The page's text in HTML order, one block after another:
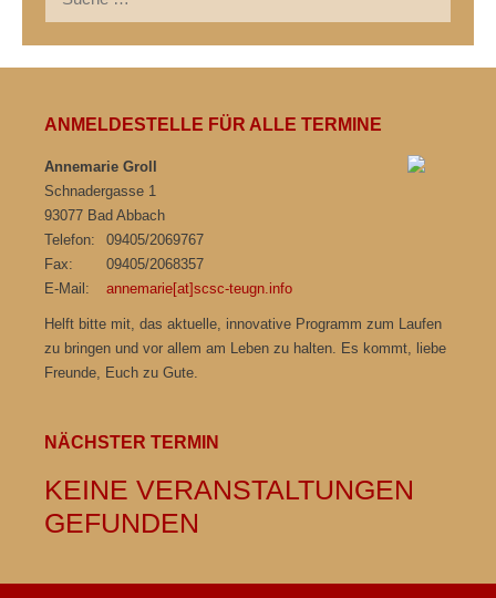
nach:
ANMELDESTELLE FÜR ALLE TERMINE
Annemarie Groll
Schnadergasse 1
93077 Bad Abbach
Telefon:
09405/2069767
Fax:
09405/2068357
E-Mail:
annemarie[at]scsc-teugn.info
Helft bitte mit, das aktuelle, innovative Programm zum Laufen
zu bringen und vor allem am Leben zu halten. Es kommt, liebe
Freunde, Euch zu Gute.
NÄCHSTER TERMIN
KEINE VERANSTALTUNGEN
GEFUNDEN